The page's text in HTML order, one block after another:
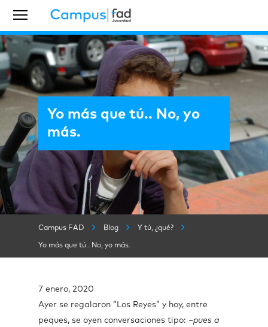
Yo más que tú.. No, yo
más.
Campus FAD Blog Y tú, ¿qué?
Yo más que tú.. No, yo más.
7 enero, 2020
Ayer se regalaron “Los Reyes” y hoy, entre
peques, se oyen conversaciones tipo: –pues a